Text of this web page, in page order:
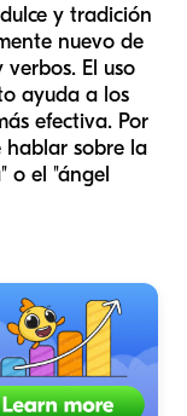
y tradición
nuevo de
El uso
ayuda a los
efectiva. Por
hablar sobre la
o el "ángel